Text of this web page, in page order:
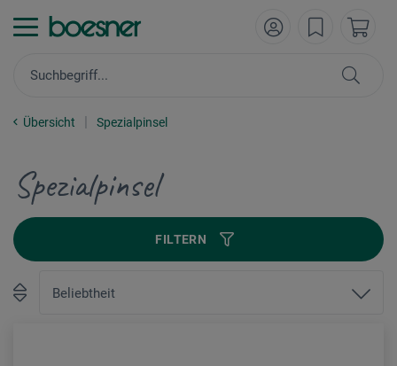
Übersicht Spezialpinsel
Spezialpinsel
FILTERN